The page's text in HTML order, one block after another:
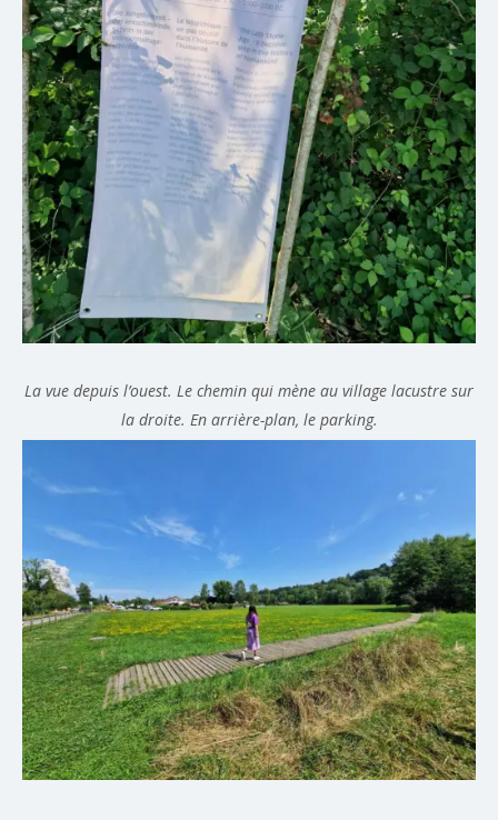
La vue depuis l’ouest. Le chemin qui mène au village lacustre sur
la droite. En arrière-plan, le parking.